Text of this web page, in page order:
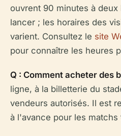
ouvrent 90 minutes à
lancer ; les horaires des
varient. Consultez le site
pour connaître les heures
Q : Comment acheter des
ligne, à la billetterie du
vendeurs autorisés. Il est
à l'avance pour les matchs